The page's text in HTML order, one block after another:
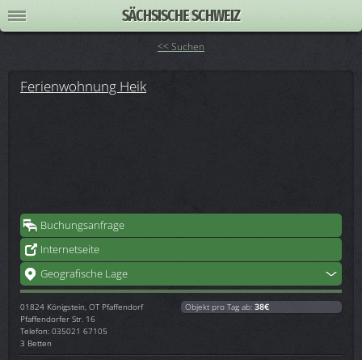
SÄCHSISCHE SCHWEIZ
<< Suchen
Ferienwohnung Heik
Buchungsanfrage
Internetseite
Geografische Lage
01824 Königstein, OT Pfaffendorf
Pfaffendorfer Str. 16
Telefon: 035021 67105
3 Betten
Objekt pro Tag ab: 38€